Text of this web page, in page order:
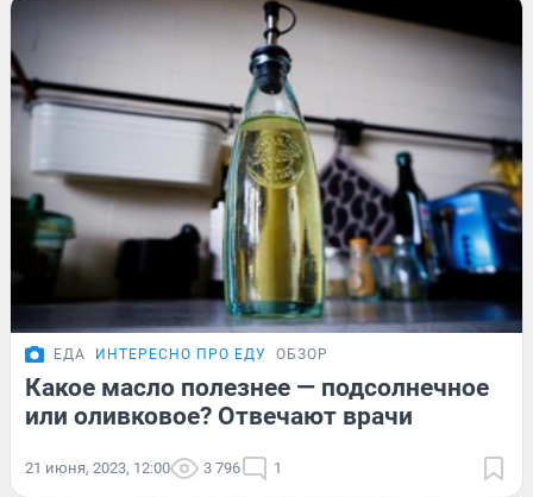
ЕДА ИНТЕРЕСНО ПРО ЕДУ ОБЗОР
Какое масло полезнее — подсолнечное
или оливковое? Отвечают врачи
21 июня, 2023, 12:00 3 796 1